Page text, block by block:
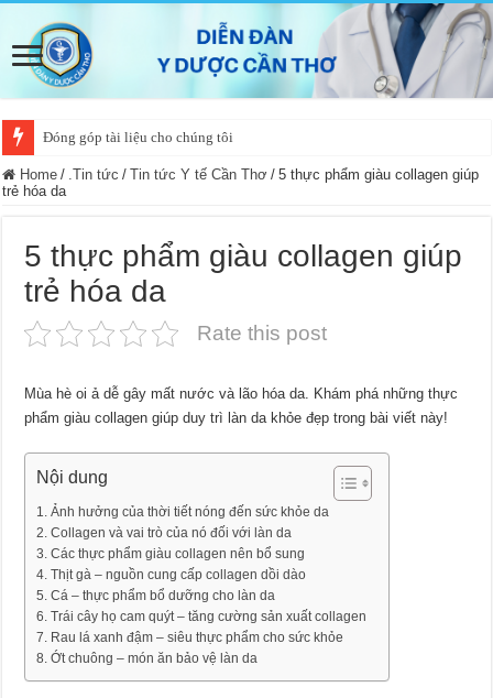
Đóng góp tài liệu cho chúng tôi
Home / .Tin tức / Tin tức Y tế Cần Thơ / 5 thực phẩm giàu collagen giúp
trẻ hóa da
5 thực phẩm giàu collagen giúp
trẻ hóa da
Rate this post
Mùa hè oi ả dễ gây mất nước và lão hóa da. Khám phá những thực
phẩm giàu collagen giúp duy trì làn da khỏe đẹp trong bài viết này!
Nội dung
Ảnh hưởng của thời tiết nóng đến sức khỏe da
Collagen và vai trò của nó đối với làn da
Các thực phẩm giàu collagen nên bổ sung
Thịt gà – nguồn cung cấp collagen dồi dào
Cá – thực phẩm bổ dưỡng cho làn da
Trái cây họ cam quýt – tăng cường sản xuất collagen
Rau lá xanh đậm – siêu thực phẩm cho sức khỏe
Ớt chuông – món ăn bảo vệ làn da